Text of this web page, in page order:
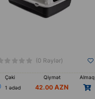
(0 Rəylər)
Çəki Qiymət
Almaq
1 ədəd
42.00